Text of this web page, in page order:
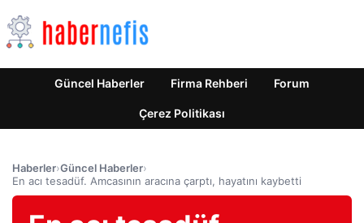
Güncel Haberler Firma Rehberi Forum
Çerez Politikası
Haberler›Güncel Haberler›
En acı tesadüf. Amcasının aracına çarptı, hayatını kaybetti